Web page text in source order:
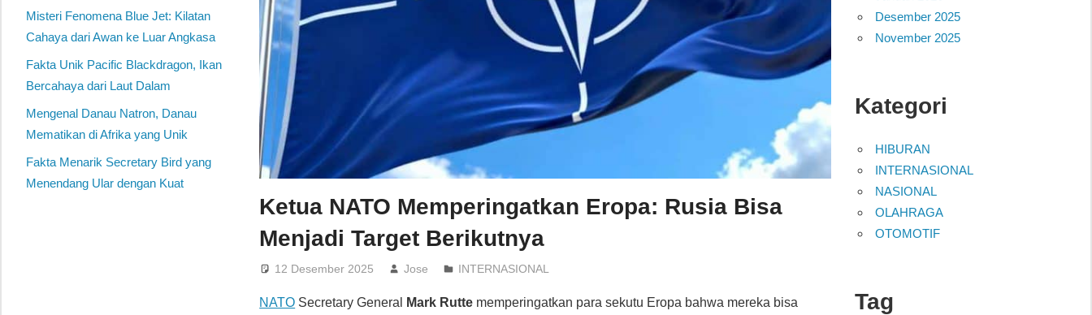
Ketua NATO Memperingatkan Eropa: Rusia Bisa
Menjadi Target Berikutnya
12 Desember 2025 Jose INTERNASIONAL
NATO Secretary General Mark Rutte memperingatkan para sekutu Eropa bahwa mereka bisa
Misteri Fenomena Blue Jet: Kilatan
Cahaya dari Awan ke Luar Angkasa
Fakta Unik Pacific Blackdragon, Ikan
Bercahaya dari Laut Dalam
Mengenal Danau Natron, Danau
Mematikan di Afrika yang Unik
Fakta Menarik Secretary Bird yang
Menendang Ular dengan Kuat
Desember 2025
November 2025
Kategori
HIBURAN
INTERNASIONAL
NASIONAL
OLAHRAGA
OTOMOTIF
Tag